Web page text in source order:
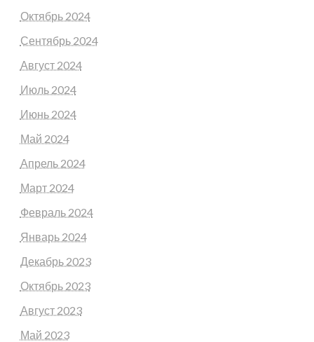
Октябрь 2024
Сентябрь 2024
Август 2024
Июль 2024
Июнь 2024
Май 2024
Апрель 2024
Март 2024
Февраль 2024
Январь 2024
Декабрь 2023
Октябрь 2023
Август 2023
Май 2023